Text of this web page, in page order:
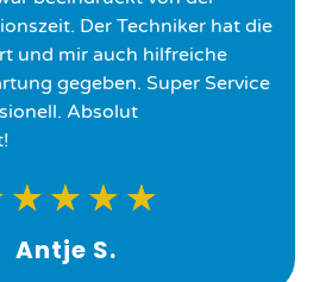
Der Techniker hat die
und mir auch hilfreiche
gegeben. Super Service
Absolut
★ ★ ★ ★
Antje S.